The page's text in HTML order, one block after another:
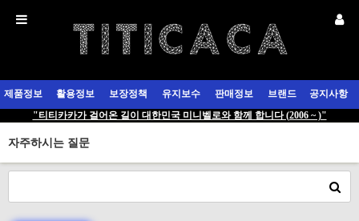
제품정보 활용정보 보장정책 유지보수 판매정보 브랜드
공지사항
"티티카카가 걸어온 길이 대한민국 미니벨로와 함께 합니다 (2006 ~ )"
자주하시는 질문